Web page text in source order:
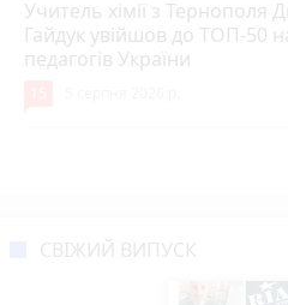
Учитель хімії з Тернополя
Гайдук увійшов до ТОП-50
педагогів України